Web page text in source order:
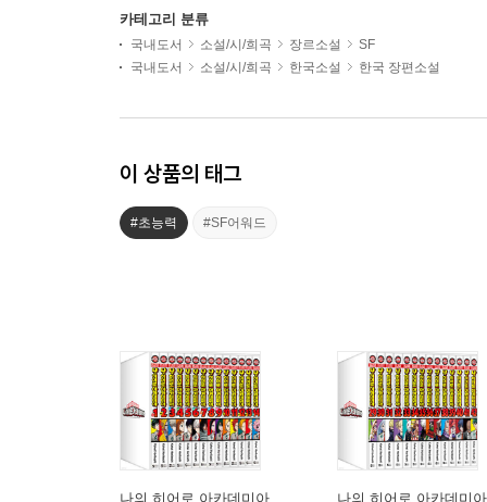
카테고리 분류
국내도서 소설/시/희곡 장르소설
SF
국내도서
소설/시/희곡 한국소설 한국 장편소설
이 상품의 태그
#초능력 #SF어워드
나의 히어로 아카데미아
나의 히어로 아카데미아